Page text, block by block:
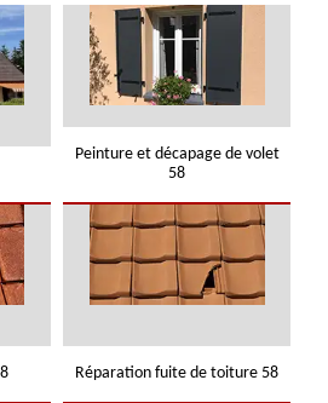
Peinture et décapage de volet
58
Réparation fuite de toiture 58